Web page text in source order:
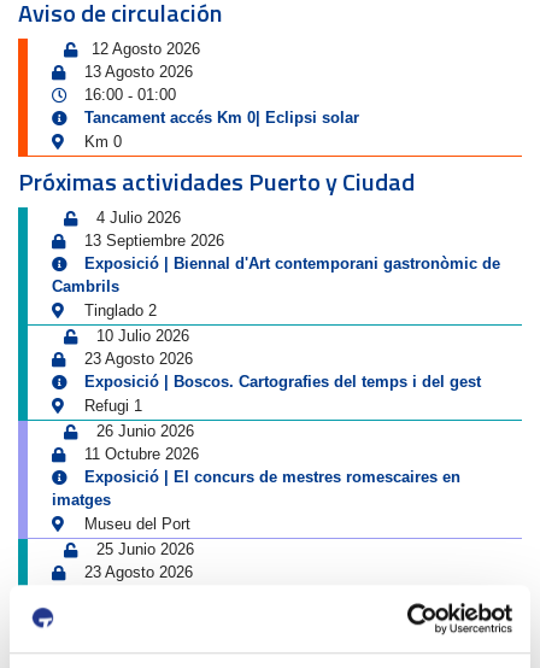
Aviso de circulación
12 Agosto 2026
13 Agosto 2026
16:00 - 01:00
Tancament accés Km 0| Eclipsi solar
Km 0
Próximas actividades Puerto y Ciudad
4 Julio 2026
13 Septiembre 2026
Exposició | Biennal d'Art contemporani gastronòmic de
Cambrils
Tinglado 2
10 Julio 2026
23 Agosto 2026
Exposició | Boscos. Cartografies del temps i del gest
Refugi 1
26 Junio 2026
11 Octubre 2026
Exposició | El concurs de mestres romescaires en
imatges
Museu del Port
25 Junio 2026
23 Agosto 2026